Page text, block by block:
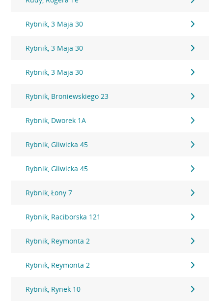
Rybnik, 3 Maja 30
Rybnik, 3 Maja 30
Rybnik, 3 Maja 30
Rybnik, Broniewskiego 23
Rybnik, Dworek 1A
Rybnik, Gliwicka 45
Rybnik, Gliwicka 45
Rybnik, Łony 7
Rybnik, Raciborska 121
Rybnik, Reymonta 2
Rybnik, Reymonta 2
Rybnik, Rynek 10